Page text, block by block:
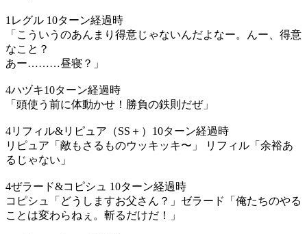
1レグル 10ターン経過時
「こういうのあんまり得意じゃないんだよなー。んー、得意
なこと？
あー………昼寝？」
4ハヅキ10ターン経過時
「頭使う前に体動かせ！勝負の鉄則だぜ」
4リフィル&リピュア（SS＋）10ターン経過時
リピュア「敵もさるものウッキッキ〜」 リフィル「余裕あ
るじゃない」
4ぜラード&コピシュ 10ターン経過時
コピシュ「どうしますお父さん？」ゼラード「俺たちのやる
ことは変わらねぇ。斬るだけだ！」